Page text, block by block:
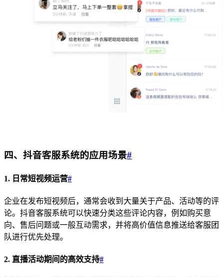
四、抖音客服系统的应用场景#
1. 日常短视频运营#
企业在发布短视频后，通常会收到大量关于产品、活动等的评
论。抖音客服系统可以快速分类这些评论内容，例如购买意
向、售后问题或一般互动需求，并将高价值信息推送给客服团
队进行优先处理。
2. 直播活动期间的高效支持#